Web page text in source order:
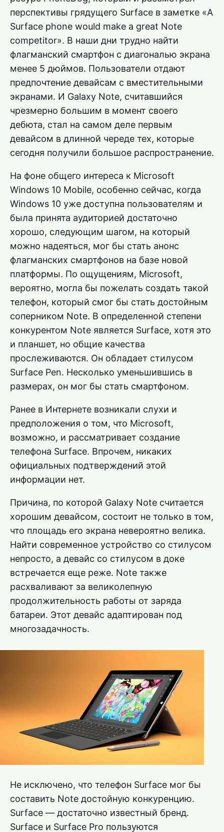
перспективы грядущего Surface в заметке «A
Surface phone would make a great Note
competitor». В наши дни трудно найти
флагманский смартфон с диагональю экрана
менее 5 дюймов. Пользователи отдают
предпочтение девайсам с вместительными
экранами. И Galaxy Note, считавшийся
чрезмерно большим в момент своего
дебюта, стал на самом деле первым
девайсом в длинной череде тех, которые
сегодня получили большое распространение.
На фоне общего интереса к Microsoft
Windows 10 Mobile, особенно сейчас, когда
Windows 10 уже доступна пользователям и
была принята аудиторией достаточно
хорошо, следующим шагом, на который
можно надеяться, мог бы стать анонс
флагманских смартфонов на базе новой
платформы. По ощущениям, Microsoft,
вероятно, могла бы пожелать создать такой
телефон, который смог бы стать достойным
соперником Note. В определенной степени
конкурентом Note является Surface, хотя это
и планшет, но общие качества
прослеживаются. Он обладает стилусом
Surface Pen. Несколько уменьшившись в
размерах, он мог бы стать смартфоном.
Ранее в Интернете возникали слухи и
предположения о том, что Microsoft,
возможно, и рассматривает создание
телефона Surface. Впрочем, никаких
официальных подтверждений этой
информации нет.
Причина, по которой Galaxy Note считается
хорошим девайсом, состоит не только в том,
что площадь его экрана невероятно велика.
Найти современное устройство со стилусом
непросто, а девайс со стилусом в доке
встречается еще реже. Note также
расхваливают за великолепную
продолжительность работы от заряда
батареи. Этот девайс адаптирован под
многозадачность.
Не исключено, что телефон Surface мог бы
составить Note достойную конкуренцию.
Surface — достаточно известный бренд.
Surface и Surface Pro пользуются